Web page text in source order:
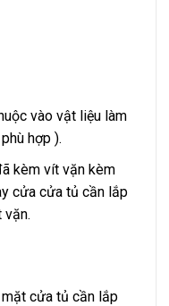
vào vật liệu làm
hợp ).
kèm vít vặn kèm
cửa cửa tủ cần lắp
vặn.
cửa tủ cần lắp